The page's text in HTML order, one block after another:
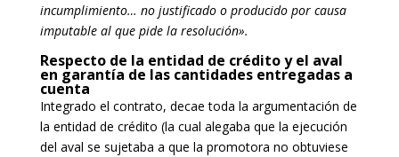
incumplimiento… no justificado o producido por causa
imputable al que pide la resolución».
Respecto de la entidad de crédito y el aval
en garantía de las cantidades entregadas a
cuenta
Integrado el contrato, decae toda la argumentación de
la entidad de crédito (la cual alegaba que la ejecución
del aval se sujetaba a que la promotora no obtuviese